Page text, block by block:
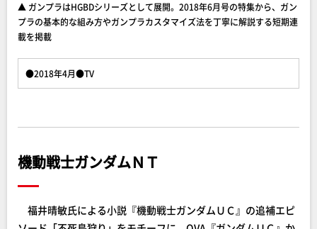
▲ ガンプラはHGBDシリーズとして展開。2018年6月号の特集から、ガン
プラの基本的な組み方やガンプラカスタマイズ法を丁寧に解説する短期連
載を掲載
●2018年4月●TV
機動戦士ガンダムＮＴ
福井晴敏氏による小説『機動戦士ガンダムＵＣ』の追補エピ